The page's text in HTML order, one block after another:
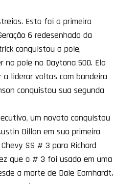
Esta foi a primeira
6 redesenhado da
conquistou a pole,
na pole no Daytona 500. Ela
liderar voltas com bandeira
conquistou sua segunda
um novato conquistou
Dillon em sua primeira
SS # 3 para Richard
que o # 3 foi usado em uma
a morte de Dale Earnhardt.